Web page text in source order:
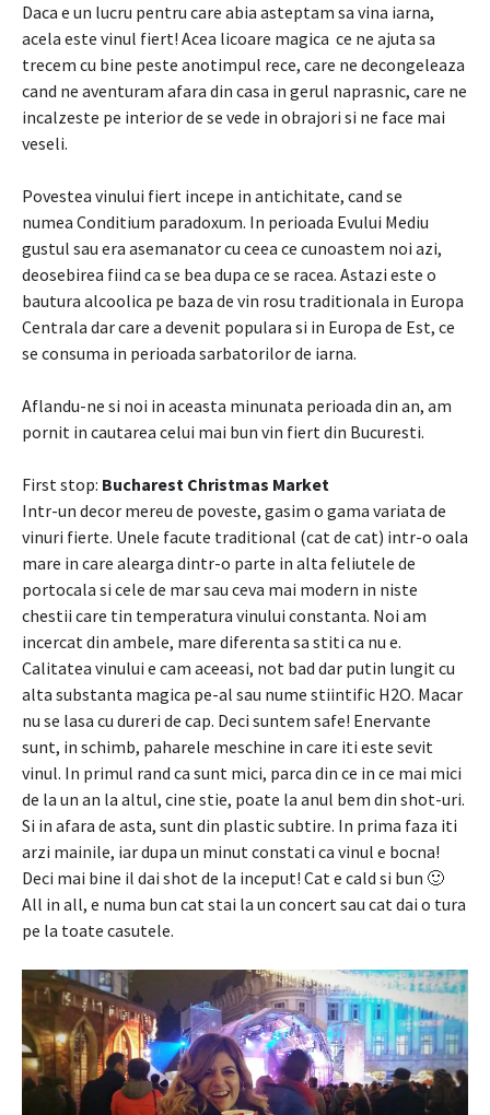
Daca e un lucru pentru care abia asteptam sa vina iarna,
acela este vinul fiert! Acea licoare magica ce ne ajuta sa
trecem cu bine peste anotimpul rece, care ne decongeleaza
cand ne aventuram afara din casa in gerul naprasnic, care ne
incalzeste pe interior de se vede in obrajori si ne face mai
veseli.
Povestea vinului fiert incepe in antichitate, cand se
numea Conditium paradoxum. In perioada Evului Mediu
gustul sau era asemanator cu ceea ce cunoastem noi azi,
deosebirea fiind ca se bea dupa ce se racea. Astazi este o
bautura alcoolica pe baza de vin rosu traditionala in Europa
Centrala dar care a devenit populara si in Europa de Est, ce
se consuma in perioada sarbatorilor de iarna.
Aflandu-ne si noi in aceasta minunata perioada din an, am
pornit in cautarea celui mai bun vin fiert din Bucuresti.
First stop: Bucharest Christmas Market
Intr-un decor mereu de poveste, gasim o gama variata de
vinuri fierte. Unele facute traditional (cat de cat) intr-o oala
mare in care alearga dintr-o parte in alta feliutele de
portocala si cele de mar sau ceva mai modern in niste
chestii care tin temperatura vinului constanta. Noi am
incercat din ambele, mare diferenta sa stiti ca nu e.
Calitatea vinului e cam aceeasi, not bad dar putin lungit cu
alta substanta magica pe-al sau nume stiintific H2O. Macar
nu se lasa cu dureri de cap. Deci suntem safe! Enervante
sunt, in schimb, paharele meschine in care iti este sevit
vinul. In primul rand ca sunt mici, parca din ce in ce mai mici
de la un an la altul, cine stie, poate la anul bem din shot-uri.
Si in afara de asta, sunt din plastic subtire. In prima faza iti
arzi mainile, iar dupa un minut constati ca vinul e bocna!
Deci mai bine il dai shot de la inceput! Cat e cald si bun 🙂
All in all, e numa bun cat stai la un concert sau cat dai o tura
pe la toate casutele.